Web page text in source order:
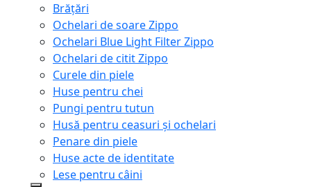
Brățări
Ochelari de soare Zippo
Ochelari Blue Light Filter Zippo
Ochelari de citit Zippo
Curele din piele
Huse pentru chei
Pungi pentru tutun
Husă pentru ceasuri și ochelari
Penare din piele
Huse acte de identitate
Lese pentru câini